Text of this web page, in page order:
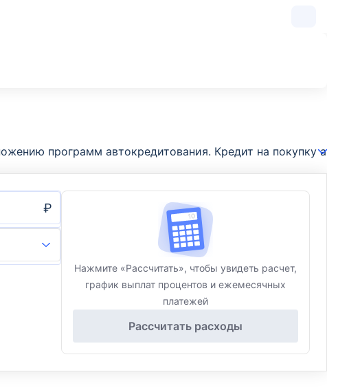
программ автокредитования. Кредит на покупку
₽
Нажмите «Рассчитать», чтобы увидеть расчет,
график выплат процентов и ежемесячных
платежей
Рассчитать расходы